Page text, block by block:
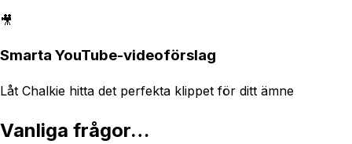
🎥
Smarta YouTube-videoförslag
Låt Chalkie hitta det perfekta klippet för ditt ämne
Vanliga frågor…